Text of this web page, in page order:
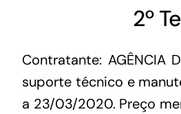
2º
Contratante: AGÊNCIA
suporte técnico e
a 23/03/2020. Preço